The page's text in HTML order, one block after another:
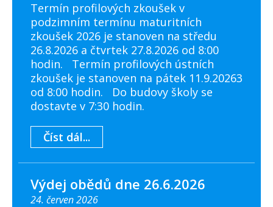
Termín profilových zkoušek v
podzimním termínu maturitních
zkoušek 2026 je stanoven na středu
26.8.2026 a čtvrtek 27.8.2026 od 8:00
hodin. Termín profilových ústních
zkoušek je stanoven na pátek 11.9.20263
od 8:00 hodin. Do budovy školy se
dostavte v 7:30 hodin.
Číst dál...
Výdej obědů dne 26.6.2026
24. červen 2026